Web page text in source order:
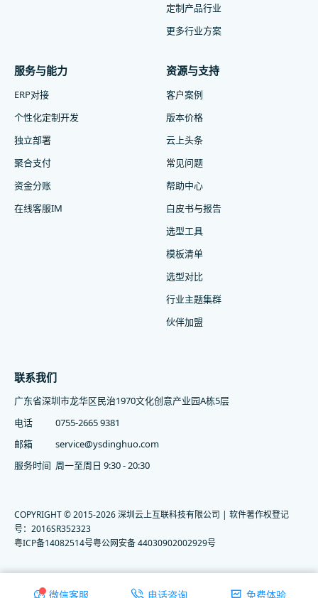
微信客服 电话咨询 免费体验
定制产品行业
更多行业方案
服务与能力
ERP对接
个性化定制开发
独立部署
聚合支付
资金分账
在线客服IM
资源与支持
客户案例
版本价格
云上头条
常见问题
帮助中心
白皮书与报告
选型工具
模板清单
选型对比
行业主题集群
伙伴加盟
联系我们
广东省深圳市龙华区民治1970文化创意产业园A栋5层
电话
0755-2665 9381
邮箱
service@ysdinghuo.com
服务时间 周一至周日 9:30 - 20:30
COPYRIGHT © 2015-2026 深圳云上互联科技有限公司 | 软件著作权登记
号：2016SR352323
粤ICP备14082514号粤公网安备 44030902002929号